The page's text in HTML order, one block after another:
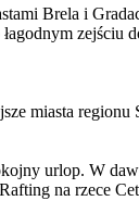
Brela i
miasta regionu
urlop. W
na rzece